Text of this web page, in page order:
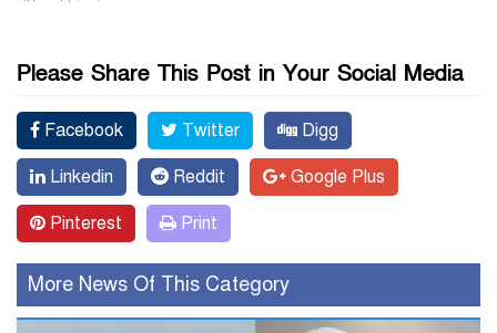
Please Share This Post in Your Social Media
Facebook Twitter Digg
Linkedin Reddit Google Plus
Pinterest Print
More News Of This Category